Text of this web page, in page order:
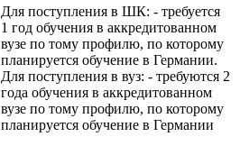
Для поступления в ШК: - требуется
1 год обучения в аккредитованном
вузе по тому профилю, по которому
планируется обучение в Германии.
Для поступления в вуз: - требуются 2
года обучения в аккредитованном
вузе по тому профилю, по которому
планируется обучение в Германии